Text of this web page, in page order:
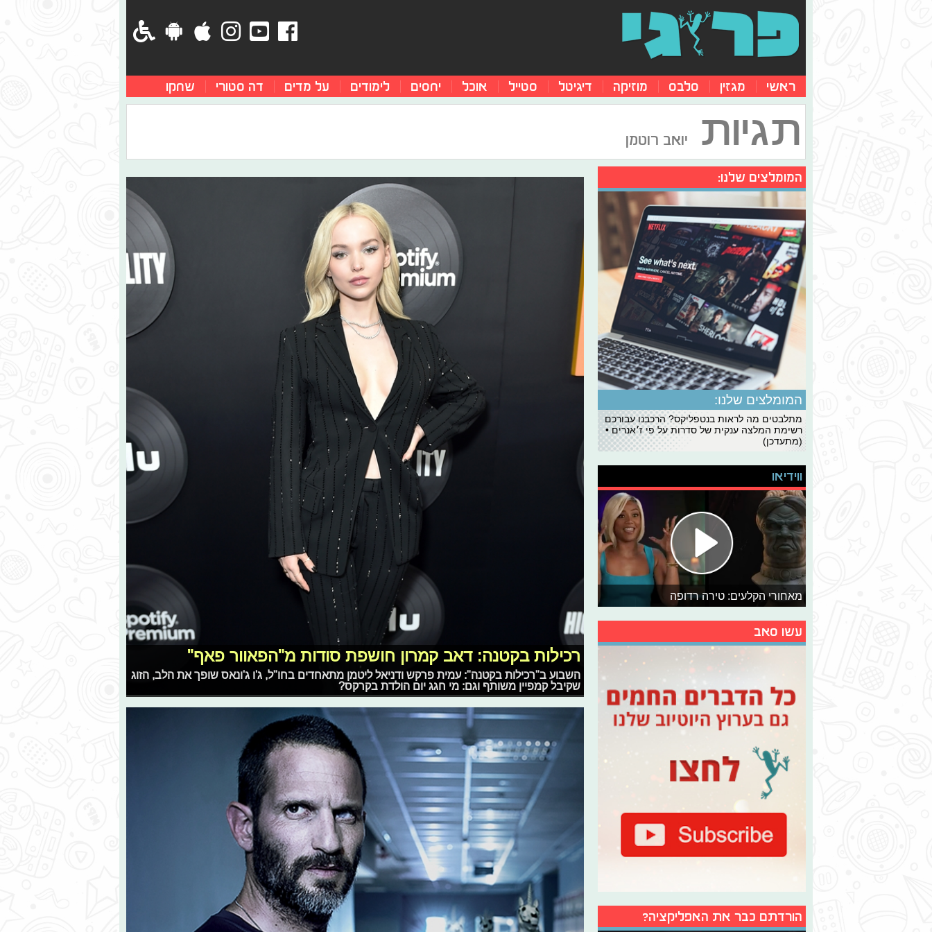
ראשי מגזין סלבס מוזיקה דיגיטל סטייל אוכל יחסים לימודים על מדים דה סטורי שחקו
תגיות יואב רוטמן
רכילות בקטנה: דאב קמרון חושפת סודות מ"הפאוור פאף"
השבוע ב"רכילות בקטנה": עמית פרקש ודניאל ליטמן מתאחדים בחו"ל, ג'ו ג'ונאס שופך את הלב, הזוג
שקיבל קמפיין משותף וגם: מי חגג יום הולדת בקרקס?
המומלצים שלנו:
המומלצים שלנו:
מתלבטים מה לראות בנטפליקס? הרכבנו עבורכם
רשימת המלצה ענקית של סדרות על פי ז׳אנרים •
(מתעדכן)
ווידיאו
מאחורי הקלעים: טירה רדופה
עשו סאב
הורדתם כבר את האפליקציה?